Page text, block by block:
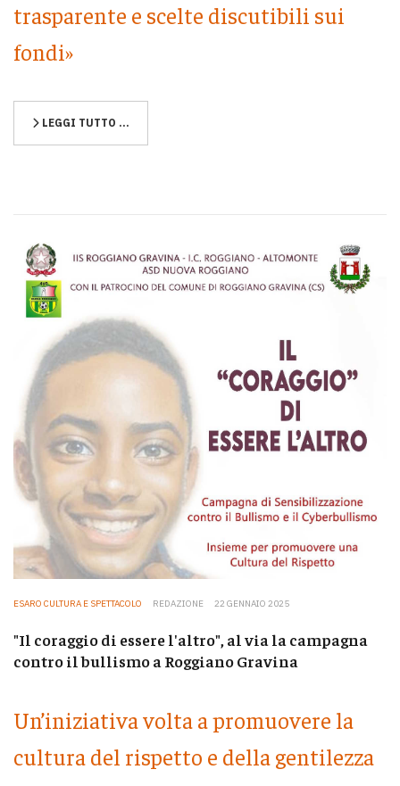
trasparente e scelte discutibili sui
fondi»
LEGGI TUTTO …
ESARO CULTURA E SPETTACOLO REDAZIONE 22 GENNAIO 2025
"Il coraggio di essere l'altro", al via la campagna
contro il bullismo a Roggiano Gravina
Un’iniziativa volta a promuovere la
cultura del rispetto e della gentilezza